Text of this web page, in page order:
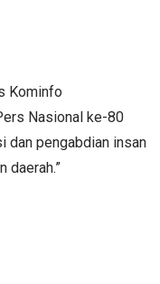
Kominfo
Nasional ke-80
dan pengabdian insan
daerah.”